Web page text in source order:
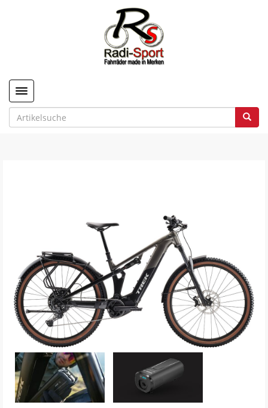
Toggle navigation